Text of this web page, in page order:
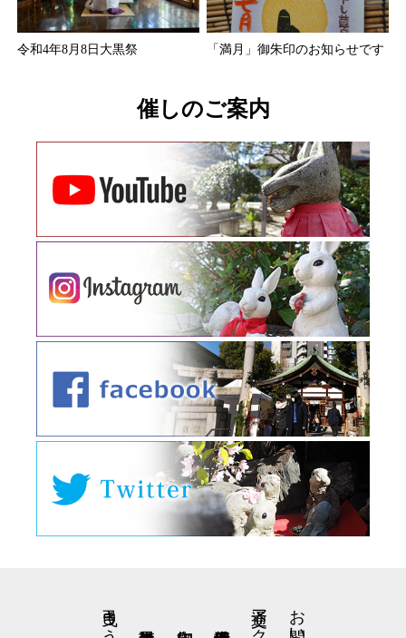
令和4年8月8日大黒祭 「満月」御朱印のお知らせです
催しのご案内